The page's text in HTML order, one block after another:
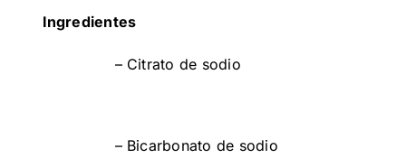
Ingredientes
– Citrato de sodio
– Bicarbonato de sodio